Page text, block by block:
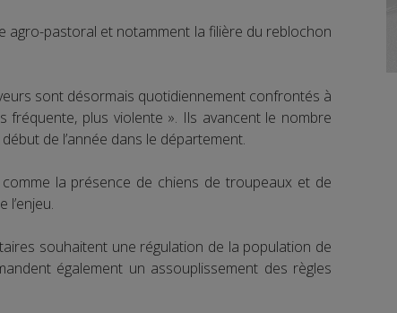
agro-pastoral et notamment la filière du reblochon
sont désormais quotidiennement confrontés à
fréquente, plus violente ». Ils avancent le nombre
de l’année dans le département.
la présence de chiens de troupeaux et de
l’enjeu.
souhaitent une régulation de la population de
également un assouplissement des règles